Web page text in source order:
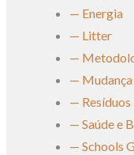
— Energia
— Litter
—
—
— Resíduos
— Saúde e
— Schools